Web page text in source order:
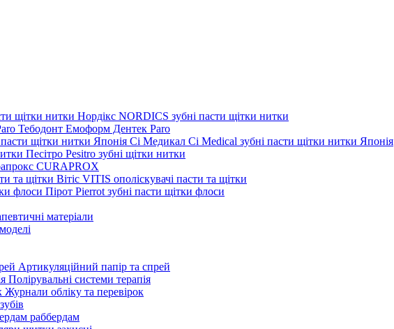
Нордікс NORDICS зубні пасти щітки нитки
Тебодонт Емоформ Дентек Paro
Сі Медикал Ci Medical зубні пасти щітки нитки Японія
Песітро Pesitro зубні щітки нитки
CURAPROX
Вітіс VITIS ополіскувачі пасти та щітки
Пірот Pierrot зубні пасти щітки флоси
матеріали
Артикуляційний папір та спрей
Полірувальні системи терапія
Журнали обліку та перевірок
раббердам